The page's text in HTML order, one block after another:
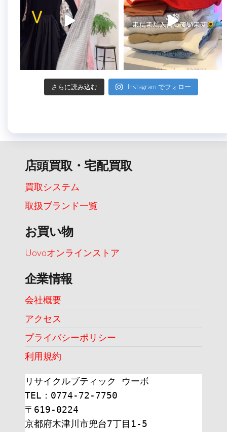
さらに読み込む Instagram でフォロー
店頭買取・宅配買取
買取システム
取扱ブランド一覧
お買い物
Uovoオンラインストア
企業情報
会社概要
アクセス
プライバシーポリシー
利用規約
リサイクルブティック ウーボ
TEL：0774-72-7750
〒619-0224
京都府木津川市兜台7丁目1-5